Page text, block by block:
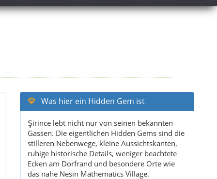
Was hier ein Hidden Gem ist
Şirince lebt nicht nur von seinen bekannten
Gassen. Die eigentlichen Hidden Gems sind die
stilleren Nebenwege, kleine Aussichtskanten,
ruhige historische Details, weniger beachtete
Ecken am Dorfrand und besondere Orte wie
das nahe Nesin Mathematics Village.